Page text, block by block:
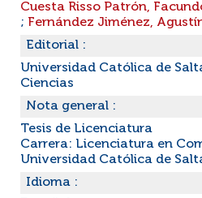
Cuesta Risso Patrón,
; Fernández Jiménez,
Editorial :
Universidad Católica de
Ciencias
Nota general :
Tesis de Licenciatura
Carrera: Licenciatura en
Universidad Católica de
Idioma :